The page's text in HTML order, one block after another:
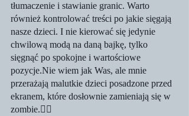
tłumaczenie i stawianie granic. Warto
również kontrolować treści po jakie sięgają
nasze dzieci. I nie kierować się jedynie
chwilową modą na daną bajkę, tylko
sięgnąć po spokojne i wartościowe
pozycje.Nie wiem jak Was, ale mnie
przerażają malutkie dzieci posadzone przed
ekranem, które dosłownie zamieniają się w
zombie.🧟‍♀️